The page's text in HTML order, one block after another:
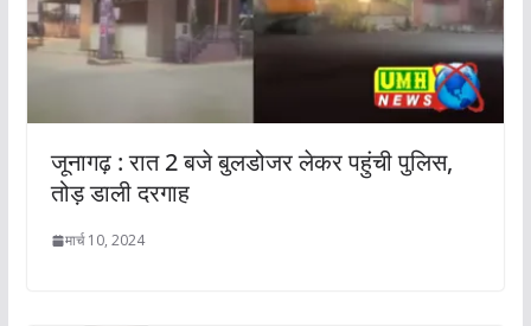
जूनागढ़ : रात 2 बजे बुलडोजर लेकर पहुंची पुलिस,
तोड़ डाली दरगाह
मार्च 10, 2024